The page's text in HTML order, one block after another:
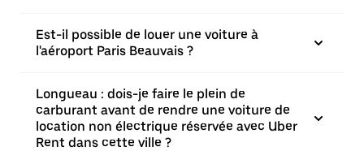
Est-il possible de louer une voiture à
l'aéroport Paris Beauvais ?
Longueau : dois-je faire le plein de
carburant avant de rendre une voiture de
location non électrique réservée avec Uber
Rent dans cette ville ?